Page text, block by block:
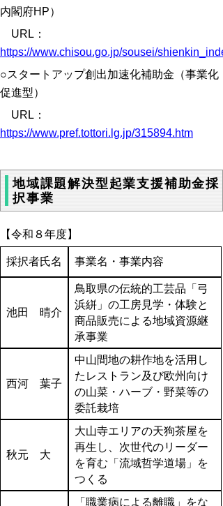
内閣府HP）
URL：
https://www.chisou.go.jp/sousei/
○スタートアップ創出加速化補助金（事業化
促進型）
URL：
https://www.pref.tottori.lg.jp/315894.htm
地域課題解決型起業支援補助金採
択事業
【令和８年度】
採択者氏名 事業名・事業内容
池田 晴介
鳥取県の伝統的工芸品「弓
浜絣」の工房見学・体験と
商品販売による地域資源継
承事業
西河 葉子
中山間地の耕作地を活用し
たレストラン及び欧州向け
の山菜・ハーブ・野菜等の
委託栽培
秋元 大
大山寺エリアの天狗茶屋を
再生し、次世代のリーダー
を育む「流域哲学道場」を
つくる
「職業病による離職」をな